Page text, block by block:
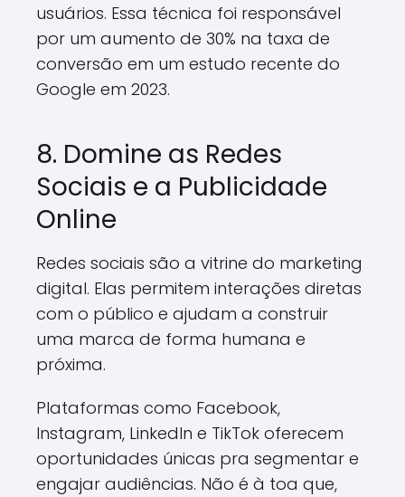
usuários. Essa técnica foi responsável
por um aumento de 30% na taxa de
conversão em um estudo recente do
Google em 2023.
8. Domine as Redes
Sociais e a Publicidade
Online
Redes sociais são a vitrine do marketing
digital. Elas permitem interações diretas
com o público e ajudam a construir
uma marca de forma humana e
próxima.
Plataformas como Facebook,
Instagram, LinkedIn e TikTok oferecem
oportunidades únicas pra segmentar e
engajar audiências. Não é à toa que,